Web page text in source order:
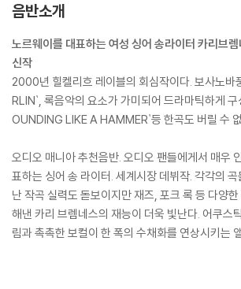
음반소개
노르웨이를 대표하는 여성 싱어 송라이터 카리브
신작
2000년 힐켈리흐 레이블의 회심작이다. 보사노바
RLIN`, 록음악의 요소가 가미되어 드라마틱하게
OUNDING LIKE A HAMMER`등 한곡도 버릴 수
오디오 매니아 추천음반. 오디오 팬들에게서 매우
표하는 싱어 송 라이터. 세계시장 데뷔작. 각각의
난 작곡 실력도 돋보이지만 재즈, 포크 록 등 다양
해낸 카리 브렘네스의 재능이 더욱 빛난다. 어쿠스
림과 촉촉한 보컬이 한 폭의 수채화를 연상시키는